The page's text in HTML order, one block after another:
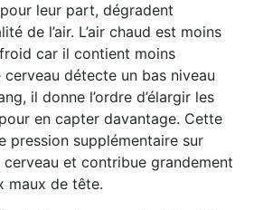
pour leur part, dégradent
de l’air. L’air chaud est moins
car il contient moins
cerveau détecte un bas niveau
il donne l’ordre d’élargir les
en capter davantage. Cette
pression supplémentaire sur
et contribue grandement
maux de tête.